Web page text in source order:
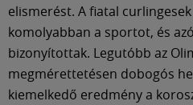
elismerést. A fiatal
komolyabban a sportot, és
bizonyítottak. Legutóbb az
megmérettetésen dobogós
kiemelkedő eredmény a
Múzeum
English